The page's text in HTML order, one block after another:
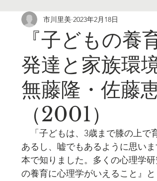
の取り扱い 心のマネージメント
『子どもの
発達と家族
無藤隆・佐藤
（2001）
市川里美 2023年2月18日
「子どもは、3歳まで膝の上で
あるし、嘘でもあるように思い
本で知りました。多くの心理学
の養育に心理学がいえること』